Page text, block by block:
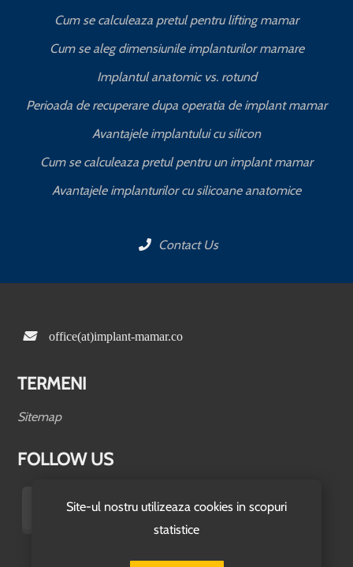
Site-ul nostru utilizeaza cookies in scopuri
statistice
Cum se calculeaza pretul pentru lifting mamar
Cum se aleg dimensiunile implanturilor mamare
Implantul anatomic vs. rotund
Perioada de recuperare dupa operatia de implant mamar
Avantajele implantului cu silicon
Cum se calculeaza pretul pentru un implant mamar
Avantajele implanturilor cu silicoane anatomice
Contact Us
office(at)implant-mamar.co
TERMENI
Sitemap
FOLLOW US